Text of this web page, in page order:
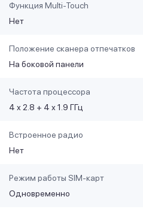
Функция Multi-Touch
Нет
Положение сканера отпечатков
На боковой панели
Частота процессора
4 х 2.8 + 4 х 1.9 ГГц
Встроенное радио
Нет
Режим работы SIM-карт
Одновременно